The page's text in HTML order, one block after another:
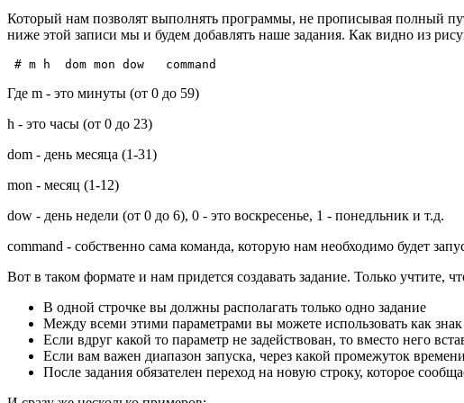
Который нам позволят выполнять программы, не прописывая полный
ниже этой записи мы и будем добавлять наше задания. Как видно из
# m h  dom mon dow   command
Где m - это минуты (от 0 до 59)
h - это часы (от 0 до 23)
dom - день месяца (1-31)
mon - месяц (1-12)
dow - день недели (от 0 до 6), 0 - это воскресенье, 1 - понедльник и т.д.
command - собственно сама команда, которую нам необходимо будет
Вот в таком формате и нам придется создавать задание. Только учтите,
В одной строчке вы должны располагать только одно задание
Между всеми этими параметрами вы можете использовать как
Если вдруг какой то параметр не задействован, то вместо него
Если вам важен диапазон запуска, через какой промежуток
После задания обязателен переход на новую строку, которое